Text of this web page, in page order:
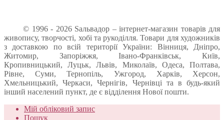
© 1996 - 2026 Sальвадор – інтернет-магазин товарів для
живопису, творчості, хобі та рукоділля. Товари для художників
з доставкою по всій території України: Вінниця, Дніпро,
Житомир, Запоріжжя, Івано-Франківськ, Київ,
Кропивницький, Луцьк, Львів, Миколаїв, Одеса, Полтава,
Рівне, Суми, Тернопіль, Ужгород, Харків, Херсон,
Хмельницький, Черкаси, Чернігів, Чернівці та в будь-який
інший населений пункт, де є відділення Нової пошти.
Мій обліковий запис
Пошук